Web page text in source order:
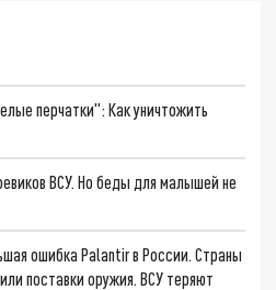
перчатки": Как уничтожить
ВСУ. Но беды для малышей не
ошибка Palantir в России. Страны
поставки оружия. ВСУ теряют